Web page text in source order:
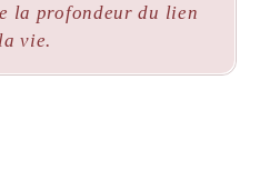
la profondeur du lien
vie.